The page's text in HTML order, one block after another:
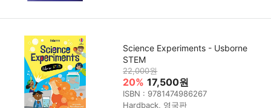
Science Experiments - Usborne
STEM
22,000원
20% 17,500원
ISBN : 9781474986267
Hardback, 영국판